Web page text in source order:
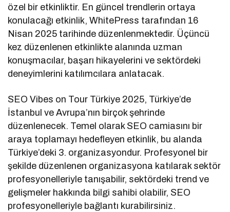
özel bir etkinliktir. En güncel trendlerin ortaya
konulacağı etkinlik, WhitePress tarafından 16
Nisan 2025 tarihinde düzenlenmektedir. Üçüncü
kez düzenlenen etkinlikte alanında uzman
konuşmacılar, başarı hikayelerini ve sektördeki
deneyimlerini katılımcılara anlatacak.
SEO Vibes on Tour Türkiye 2025, Türkiye’de
İstanbul ve Avrupa’nın birçok şehrinde
düzenlenecek. Temel olarak SEO camiasını bir
araya toplamayı hedefleyen etkinlik, bu alanda
Türkiye’deki 3. organizasyondur. Profesyonel bir
şekilde düzenlenen organizasyona katılarak sektör
profesyonelleriyle tanışabilir, sektördeki trend ve
gelişmeler hakkında bilgi sahibi olabilir, SEO
profesyonelleriyle bağlantı kurabilirsiniz.